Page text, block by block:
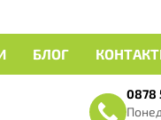
БЛОГ
0878